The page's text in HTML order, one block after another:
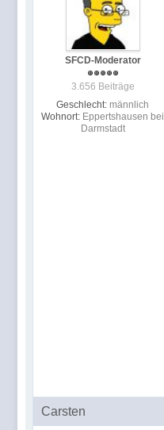
SFCD-Moderator
3.656 Beiträge
Geschlecht: männlich
Wohnort: Eppertshausen bei
Darmstadt
Carsten